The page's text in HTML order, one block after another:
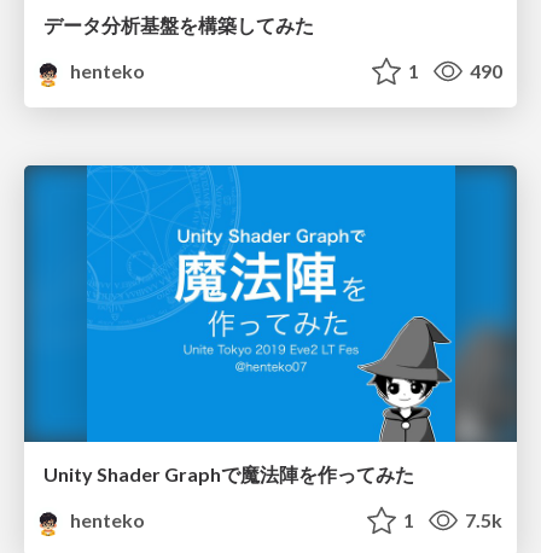
データ分析基盤を構築してみた
henteko
1 490
Unity Shader Graphで魔法陣を作ってみた
henteko
1 7.5k